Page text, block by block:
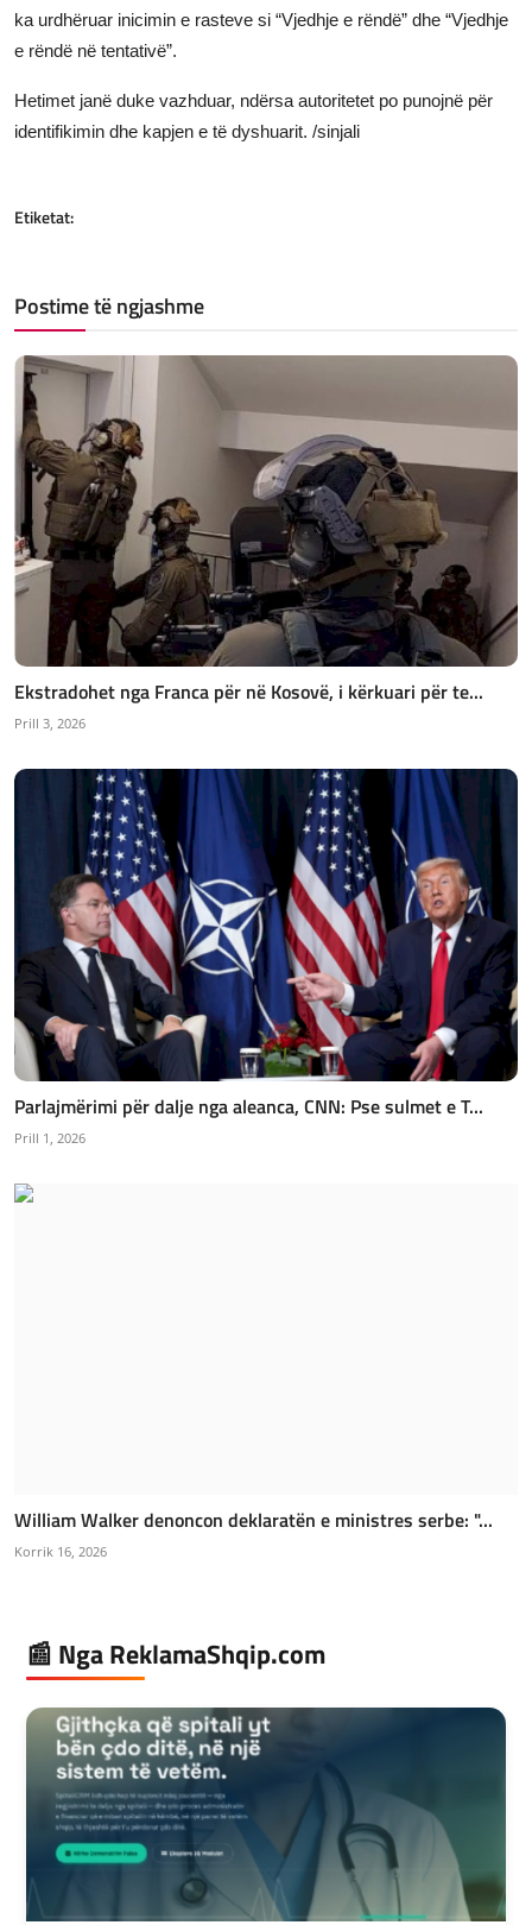
ka urdhëruar inicimin e rasteve si “Vjedhje e rëndë” dhe “Vjedhje
e rëndë në tentativë”.
Hetimet janë duke vazhduar, ndërsa autoritetet po punojnë për
identifikimin dhe kapjen e të dyshuarit. /sinjali
Etiketat:
Postime të ngjashme
Ekstradohet nga Franca për në Kosovë, i kërkuari për te...
Prill 3, 2026
Parlajmërimi për dalje nga aleanca, CNN: Pse sulmet e T...
Prill 1, 2026
William Walker denoncon deklaratën e ministres serbe: "...
Korrik 16, 2026
📰 Nga ReklamaShqip.com